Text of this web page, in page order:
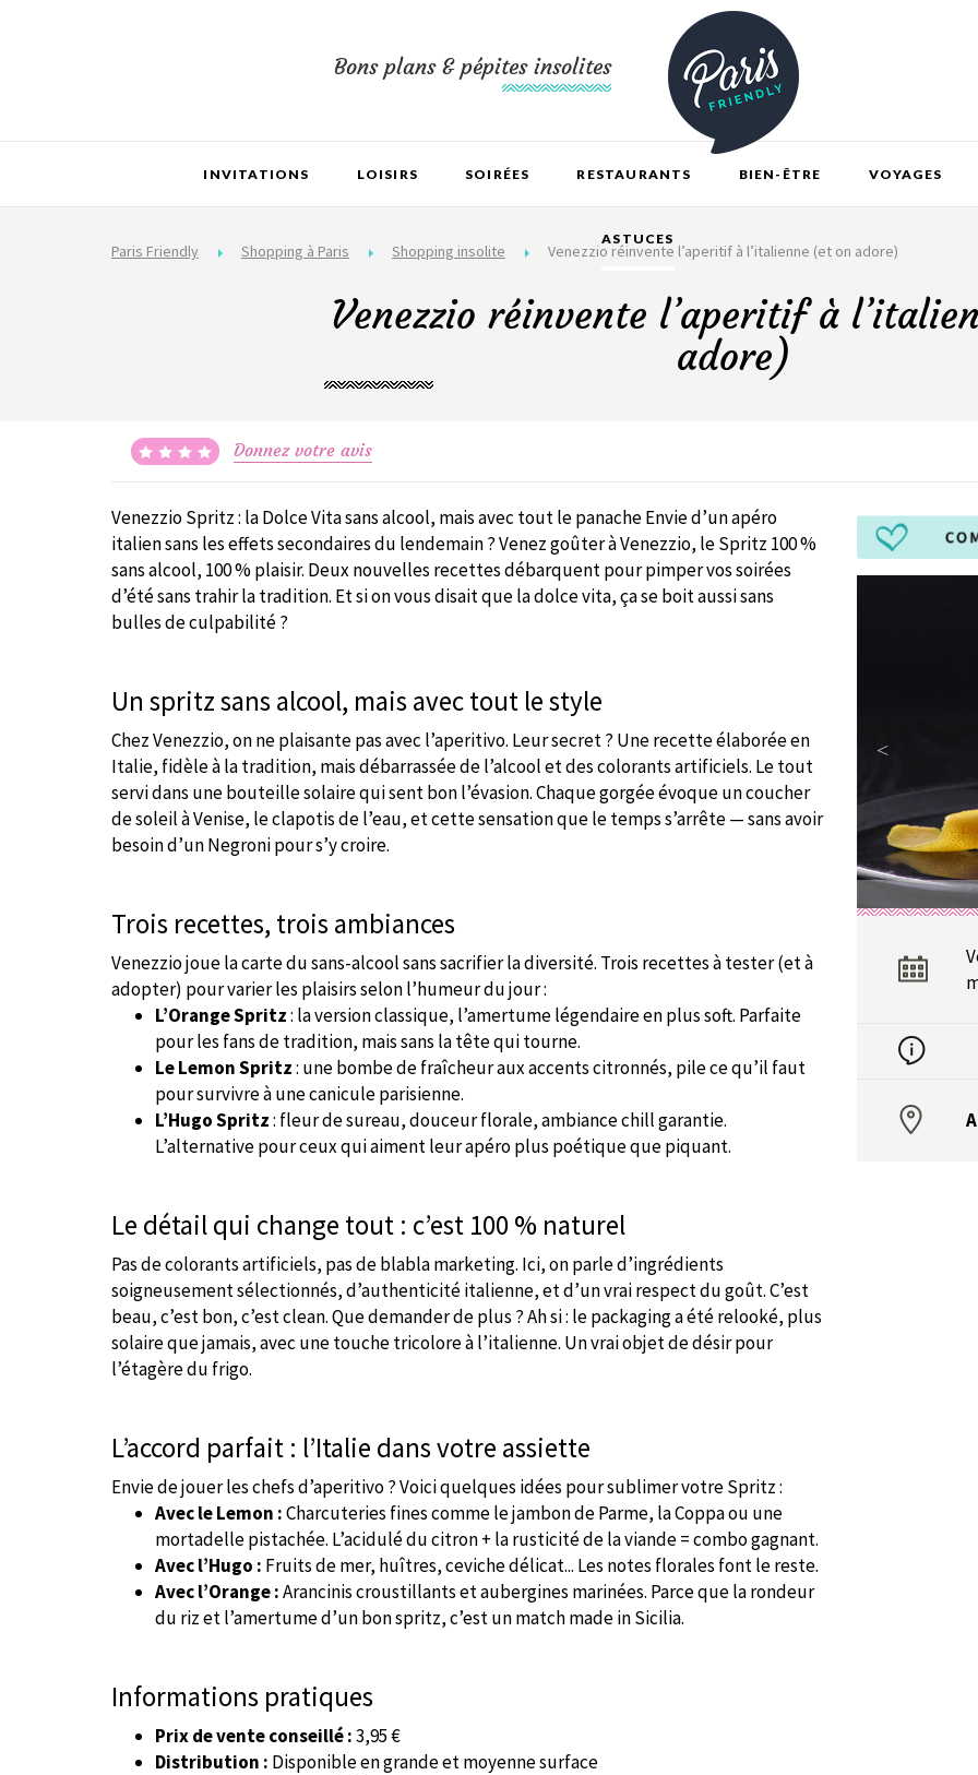
Bons plans & pépites insolites
INVITATIONS LOISIRS SOIRÉES RESTAURANTS BIEN-ÊTRE VOYAGES
ASTUCES
Paris Friendly Shopping à Paris Shopping insolite Venezzio réinvente l’aperitif à l’italienne (et on adore)
Venezzio réinvente l’aperitif à
adore)
Donnez votre avis
Venezzio Spritz : la Dolce Vita sans alcool, mais avec tout le panache Envie d’un apéro
italien sans les effets secondaires du lendemain ? Venez goûter à Venezzio, le Spritz 100 %
sans alcool, 100 % plaisir. Deux nouvelles recettes débarquent pour pimper vos soirées
d’été sans trahir la tradition. Et si on vous disait que la dolce vita, ça se boit aussi sans
bulles de culpabilité ?
Un spritz sans alcool, mais avec tout le style
Chez Venezzio, on ne plaisante pas avec l’aperitivo. Leur secret ? Une recette élaborée en
Italie, fidèle à la tradition, mais débarrassée de l’alcool et des colorants artificiels. Le tout
servi dans une bouteille solaire qui sent bon l’évasion. Chaque gorgée évoque un coucher
de soleil à Venise, le clapotis de l’eau, et cette sensation que le temps s’arrête — sans avoir
besoin d’un Negroni pour s’y croire.
Trois recettes, trois ambiances
Venezzio joue la carte du sans-alcool sans sacrifier la diversité. Trois recettes à tester (et à
adopter) pour varier les plaisirs selon l’humeur du jour :
L’Orange Spritz: la version classique, l’amertume légendaire en plus soft. Parfaite
pour les fans de tradition, mais sans la tête qui tourne.
Le Lemon Spritz: une bombe de fraîcheur aux accents citronnés, pile ce qu’il faut
pour survivre à une canicule parisienne.
L’Hugo Spritz: fleur de sureau, douceur florale, ambiance chill garantie.
L’alternative pour ceux qui aiment leur apéro plus poétique que piquant.
Le détail qui change tout : c’est 100 % naturel
Pas de colorants artificiels, pas de blabla marketing. Ici, on parle d’ingrédients
soigneusement sélectionnés, d’authenticité italienne, et d’un vrai respect du goût. C’est
beau, c’est bon, c’est clean. Que demander de plus ? Ah si : le packaging a été relooké, plus
solaire que jamais, avec une touche tricolore à l’italienne. Un vrai objet de désir pour
l’étagère du frigo.
L’accord parfait : l’Italie dans votre assiette
Envie de jouer les chefs d’aperitivo ? Voici quelques idées pour sublimer votre Spritz :
Avec le Lemon :Charcuteries fines comme le jambon de Parme, la Coppa ou une
mortadelle pistachée. L’acidulé du citron + la rusticité de la viande = combo gagnant.
Avec l’Hugo : Fruits de mer, huîtres, ceviche délicat... Les notes florales font le reste.
Avec l’Orange :Arancinis croustillants et aubergines marinées. Parce que la rondeur
du riz et l’amertume d’un bon spritz, c’est un match made in Sicilia.
Informations pratiques
Prix de vente conseillé :3,95 €
Distribution : Disponible en grande et moyenne surface